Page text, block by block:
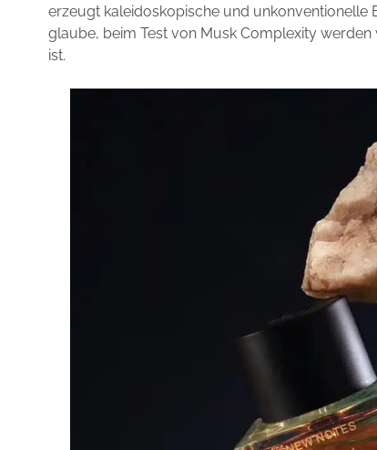
erzeugt kaleidoskopische und unkonventionelle
glaube, beim Test von Musk Complexity
ist.